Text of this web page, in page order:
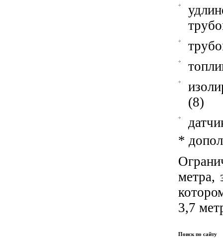
(8)
*
метра,
3,7
Поиск по сайту